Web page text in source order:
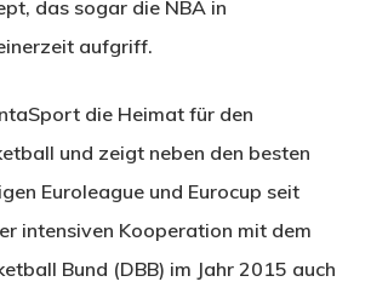
das sogar die NBA in
aufgriff.
die Heimat für den
und zeigt neben den besten
Euroleague und Eurocup seit
intensiven Kooperation mit dem
Bund (DBB) im Jahr 2015 auch